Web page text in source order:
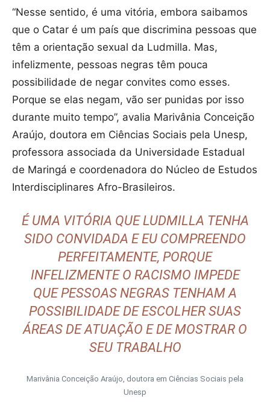
“Nesse sentido, é uma vitória, embora saibamos
que o Catar é um país que discrimina pessoas que
têm a orientação sexual da Ludmilla. Mas,
infelizmente, pessoas negras têm pouca
possibilidade de negar convites como esses.
Porque se elas negam, vão ser punidas por isso
durante muito tempo”, avalia Marivânia Conceição
Araújo, doutora em Ciências Sociais pela Unesp,
professora associada da Universidade Estadual
de Maringá e coordenadora do Núcleo de Estudos
Interdisciplinares Afro-Brasileiros.
É UMA VITÓRIA QUE LUDMILLA TENHA
SIDO CONVIDADA E EU COMPREENDO
PERFEITAMENTE, PORQUE
INFELIZMENTE O RACISMO IMPEDE
QUE PESSOAS NEGRAS TENHAM A
POSSIBILIDADE DE ESCOLHER SUAS
ÁREAS DE ATUAÇÃO E DE MOSTRAR O
SEU TRABALHO
Marivânia Conceição Araújo, doutora em Ciências Sociais pela
Unesp